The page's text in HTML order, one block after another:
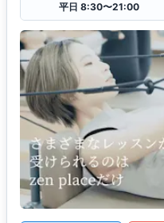
平日 8:30〜21:00